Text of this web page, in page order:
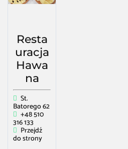
Resta
uracja
Hawa
na
St.
Batorego 62
+48 510
316 133
Przejdź
do strony